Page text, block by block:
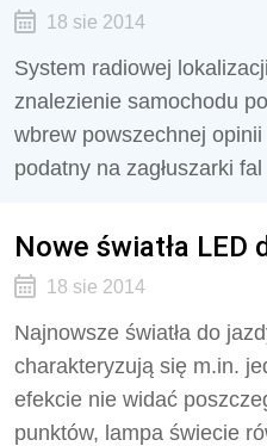
18 sie 2014
System radiowej
znalezienie samochodu
wbrew powszechnej
podatny na zagłuszarki
Nowe światła LED
18 sie 2014
Najnowsze światła do
charakteryzują się m.in.
efekcie nie widać
punktów, lampa świecie